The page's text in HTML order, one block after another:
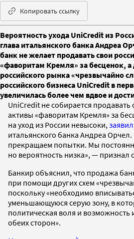
Копировать ссылку
Вероятность ухода UniCredit из
глава итальянского банка Андреа
банк не желает продавать свои
«фаворитам Кремля» за бесценок, а
российского рынка «чрезвычайно
российского бизнеса UniCredit в
увеличилась более чем вдвое и
UniCredit не собирается продавать
активы «фаворитам Кремля» за
на уход из России невысоки, заявил
итальянского банка Андреа Орчел.
прекращаем попытки. Мы
но вероятность низка», — признал
Банкир объяснил, что продажа
при помощи других схем
поскольку «необходимо
уменьшающуюся серую зону, в
политическая воля и возможность
обеих сторон».